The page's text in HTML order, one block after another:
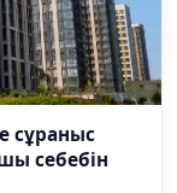
сұраныс
себебін